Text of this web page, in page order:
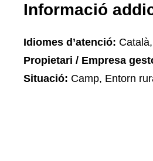
Informació
Idiomes d’atenció:
Propietari / Empresa
Situació: Camp, Entorn